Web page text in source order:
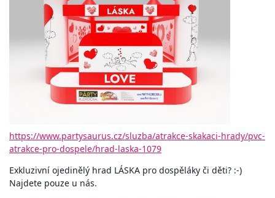
https://www.partysaurus.cz/sluzba/atrakce-skakaci-hrady/pvc-
atrakce-pro-dospele/hrad-laska-1079
Exkluzivní ojedinělý hrad LÁSKA pro dospěláky či děti? :-)
Najdete pouze u nás.